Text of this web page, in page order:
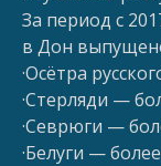
За период с
в Дон
·Осётра
·Стерляди —
·Севрюги —
·Белуги —